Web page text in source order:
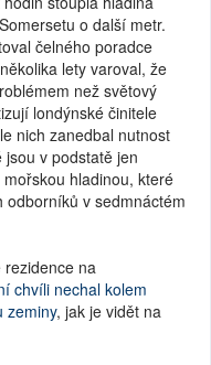
o další metr.
čelného poradce
lety varoval, že
než světový
londýnské činitele
nich zanedbal nutnost
v podstatě jen
hladinou, které
odborníků v sedmnáctém
rezidence na
chvíli nechal kolem
zeminy, jak je vidět na